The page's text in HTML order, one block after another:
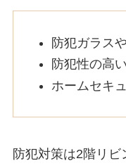
防犯ガラス
防犯性の高
ホームセキ
防犯対策は2階リ